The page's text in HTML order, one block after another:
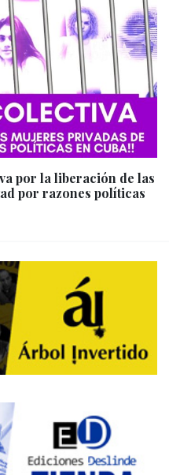
por la liberación de las
por razones políticas